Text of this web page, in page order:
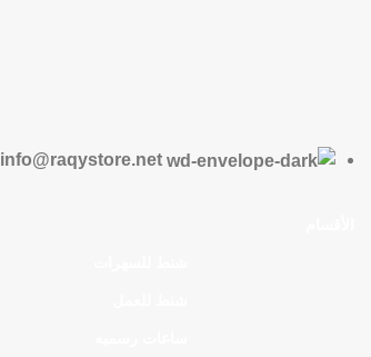
info@raqystore.net